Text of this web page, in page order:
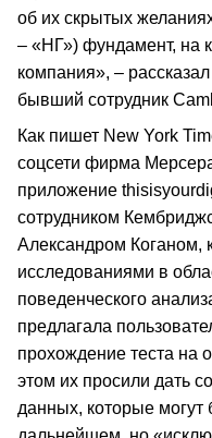
об их скрытых
– «НГ») фундамент, на
компания», –
бывший сотрудник
Как пишет New York
соцсети фирма
приложение
сотрудником
Александром Коганом,
исследованиями в
поведенческого
предлагала
прохождение теста на
этом их просили дать
данных, которые могут